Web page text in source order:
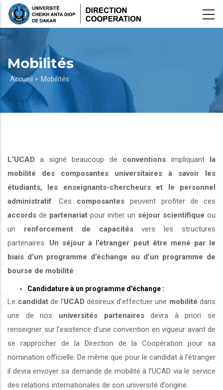
Aller
Mobilités
Fil
d'Ariane
Accueil > Mobilités
L’UCAD a signé beaucoup de conventions impliquant la
mobilité des composantes universitaires à savoir les
étudiants, les enseignants-chercheurs et le personnel
administratif . Ces composantes peuvent profiter de ces
accords de partenariat pour initier un séjour scientifique ou
un renforcement de capacitésvers les structures
partenaires. Un séjour à l’étranger peut être mené par le
biais d’un programme d’échange ou d’un programme de
bourse de mobilité :
Candidature à un programme d'échange :
Le candidatde l’UCAD désireux d’effectuer une mobilité dans
une de nos universités partenairesdevra à priori se
renseigner sur l’existence d’une convention en vigueur avant de
se rapprocher de la Direction de la Coopération pour sa
nomination officielle. De même que pour le candidat à l’étranger
il devra envoyer sa demande de mobilité à l’UCAD via le service
des relations internationales de son université d’origine.